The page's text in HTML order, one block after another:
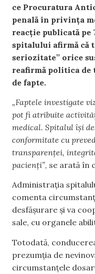
ce Procuratura
penală în privința
reacție publicată pe
spitalului afirmă că
seriozitate” orice
reafirmă politica de
de fapte.
„Faptele investigate
pot fi atribuite
medical. Spitalul își
conformitate cu
transparenței,
pacienți”, se arată în
Administrația
comenta
desfășurare și va
sale, cu organele
Totodată,
prezumția de
circumstanțele